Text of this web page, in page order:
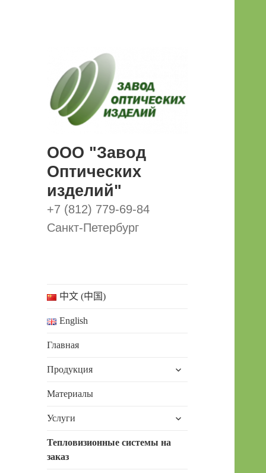
ООО "Завод
Оптических
изделий"
+7 (812) 779-69-84
Санкт-Петербург
中文 (中国)
English
Главная
Продукция
дочернее
Материалы
Услуги
дочернее
Тепловизионные системы на
заказ